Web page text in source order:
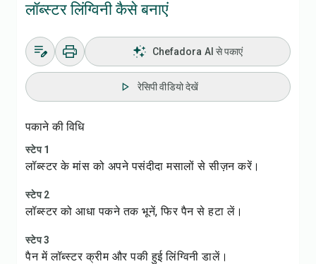
लॉब्स्टर लिंग्विनी कैसे बनाएं
Chefadora AI से पकाएं
रेसिपी वीडियो देखें
पकाने की विधि
स्टेप 1
लॉब्स्टर के मांस को अपने पसंदीदा मसालों से सीज़न करें।
स्टेप 2
लॉब्स्टर को आधा पकने तक भूनें, फिर पैन से हटा लें।
स्टेप 3
पैन में लॉब्स्टर क्रीम और पकी हुई लिंग्विनी डालें।